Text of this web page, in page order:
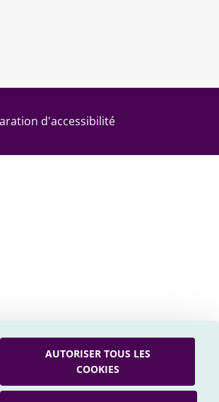
AUTORISER TOUS LES
COOKIES
d'accessibilité